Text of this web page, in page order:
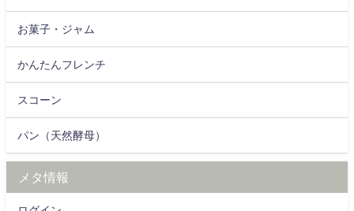
お菓子・ジャム
かんたんフレンチ
スコーン
パン（天然酵母）
メタ情報